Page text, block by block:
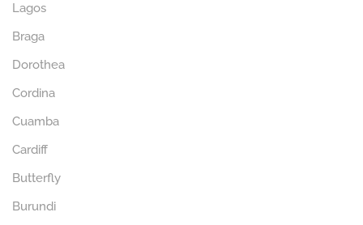
Lagos
Braga
Dorothea
Cordina
Cuamba
Cardiff
Butterfly
Burundi